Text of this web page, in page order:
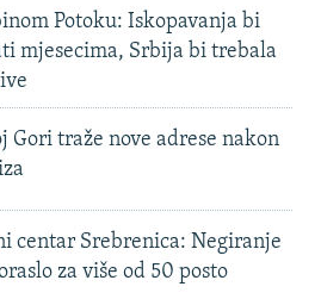
Potoku: Iskopavanja bi
mjesecima, Srbija bi trebala
Gori traže nove adrese nakon
centar Srebrenica: Negiranje
za više od 50 posto